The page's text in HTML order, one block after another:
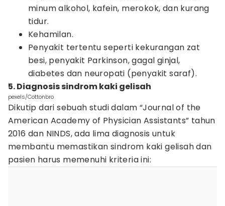
minum alkohol, kafein, merokok, dan kurang
tidur.
Kehamilan.
Penyakit tertentu seperti kekurangan zat
besi, penyakit Parkinson, gagal ginjal,
diabetes dan neuropati (penyakit saraf).
5. Diagnosis sindrom kaki gelisah
pexels/Cottonbro
Dikutip dari sebuah studi dalam “Journal of the
American Academy of Physician Assistants” tahun
2016 dan NINDS, ada lima diagnosis untuk
membantu memastikan sindrom kaki gelisah dan
pasien harus memenuhi kriteria ini: